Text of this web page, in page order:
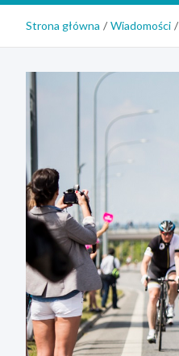
Strona główna Wiadomości